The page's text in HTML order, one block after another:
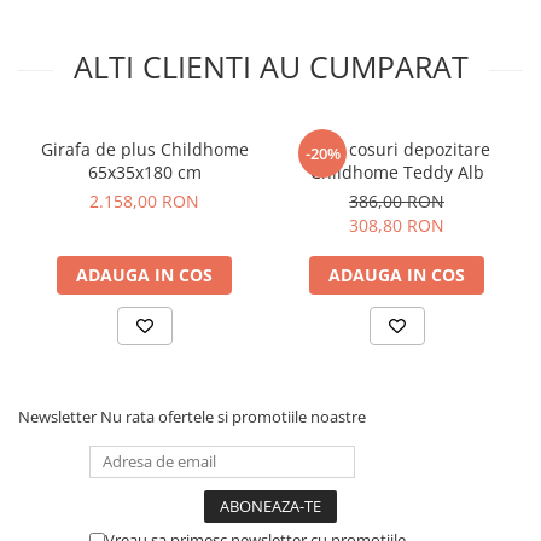
Material: 100% poliester; Captuseala: 100% poliester.
umeda si uscati imediat.
ALTI CLIENTI AU CUMPARAT
Girafa de plus Childhome
65x35x180 cm
2.158,00 RON
ADAUGA IN COS
-20%
Set 3 cosuri depozitare
Childhome Teddy Alb
386,00 RON
308,80 RON
ADAUGA IN COS
Newsletter Nu rata ofertele si promotiile noastre